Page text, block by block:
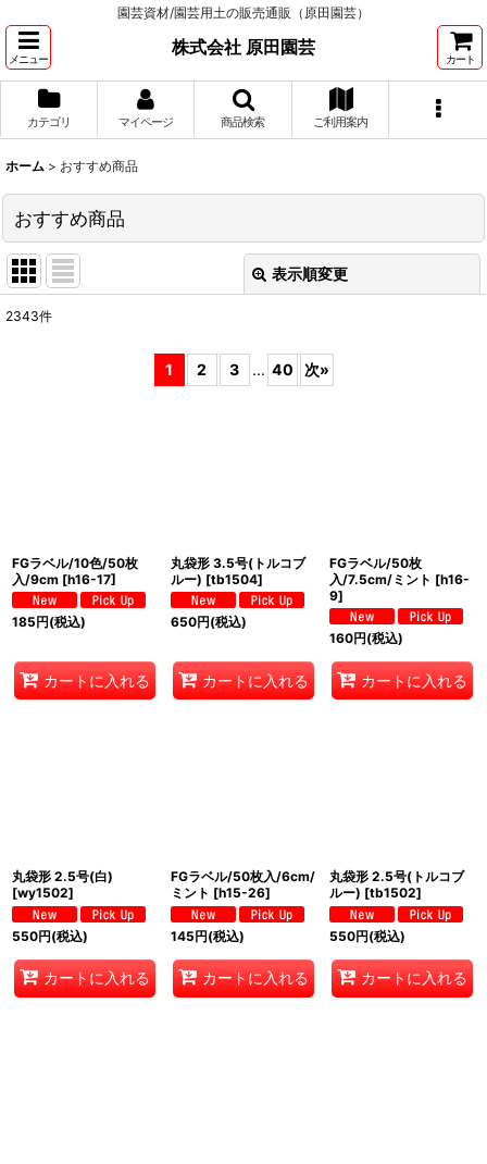
園芸資材/園芸用土の販売通販（原田園芸）
メニュー
株式会社 原田園芸
カート
カテゴリ マイページ 商品検索 ご利用案内
ホーム > おすすめ商品
おすすめ商品
表示順変更
2343件
1 2 3 ... 40 次»
FGラベル/10色/50枚
入/9cm [h16-17]
185円(税込)
カートに入れる
丸袋形 3.5号(トルコブ
ルー) [tb1504]
650円(税込)
カートに入れる
FGラベル/50枚
入/7.5cm/ミント [h16-
9]
160円(税込)
カートに入れる
丸袋形 2.5号(白)
[wy1502]
550円(税込)
カートに入れる
FGラベル/50枚入/6cm/
ミント [h15-26]
145円(税込)
カートに入れる
丸袋形 2.5号(トルコブ
ルー) [tb1502]
550円(税込)
カートに入れる